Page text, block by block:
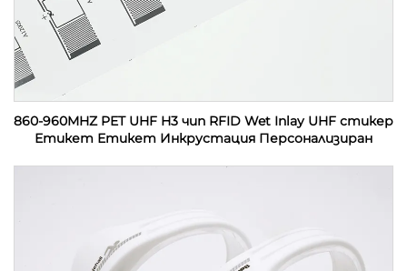
860-960MHZ PET UHF H3 чип RFID Wet Inlay UHF стикер
Етикет Етикет Инкрустация Персонализиран